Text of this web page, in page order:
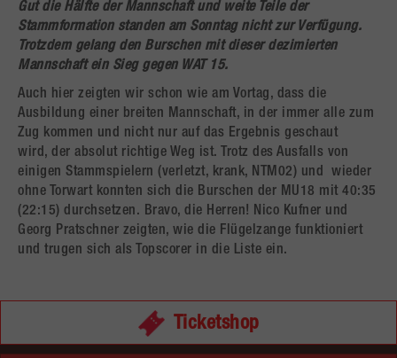
Gut die Hälfte der Mannschaft und weite Teile der
Stammformation standen am Sonntag nicht zur Verfügung.
Trotzdem gelang den Burschen mit dieser dezimierten
Mannschaft ein Sieg gegen WAT 15.
Auch hier zeigten wir schon wie am Vortag, dass die
Ausbildung einer breiten Mannschaft, in der immer alle zum
Zug kommen und nicht nur auf das Ergebnis geschaut
wird, der absolut richtige Weg ist. Trotz des Ausfalls von
einigen Stammspielern (verletzt, krank, NTM02) und wieder
ohne Torwart konnten sich die Burschen der MU18 mit 40:35
(22:15) durchsetzen. Bravo, die Herren! Nico Kufner und
Georg Pratschner zeigten, wie die Flügelzange funktioniert
und trugen sich als Topscorer in die Liste ein.
Ticketshop